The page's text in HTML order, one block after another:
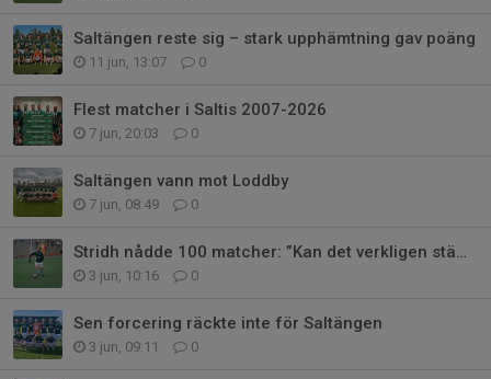
Saltängen reste sig – stark upphämtning gav poäng
11 jun, 13:07 0
Flest matcher i Saltis 2007-2026
7 jun, 20:03 0
Saltängen vann mot Loddby
7 jun, 08:49 0
Stridh nådde 100 matcher: ”Kan det verkligen stämma?”
3 jun, 10:16 0
Sen forcering räckte inte för Saltängen
3 jun, 09:11 0